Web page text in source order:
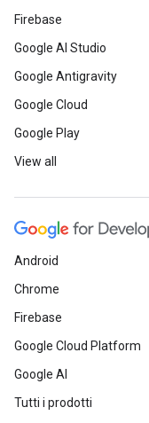
Firebase
Google AI Studio
Google Antigravity
Google Cloud
Google Play
View all
Android
Chrome
Firebase
Google Cloud Platform
Google AI
Tutti i prodotti